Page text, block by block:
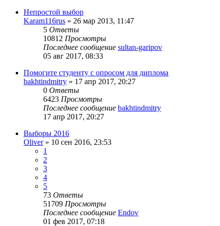
Непростой выбор
Karam116rus » 26 мар 2013, 11:47
5 Ответы
10812 Просмотры
Последнее сообщение sultan-garipov
05 авг 2017, 08:33
Помогите студенту с опросом для диплома
bakhtindmitry » 17 апр 2017, 20:27
0 Ответы
6423 Просмотры
Последнее сообщение bakhtindmitry
17 апр 2017, 20:27
Выборы 2016
Oliver» 10 сен 2016, 23:53
1
2
3
4
5
73 Ответы
51709 Просмотры
Последнее сообщение Endov
01 фев 2017, 07:18